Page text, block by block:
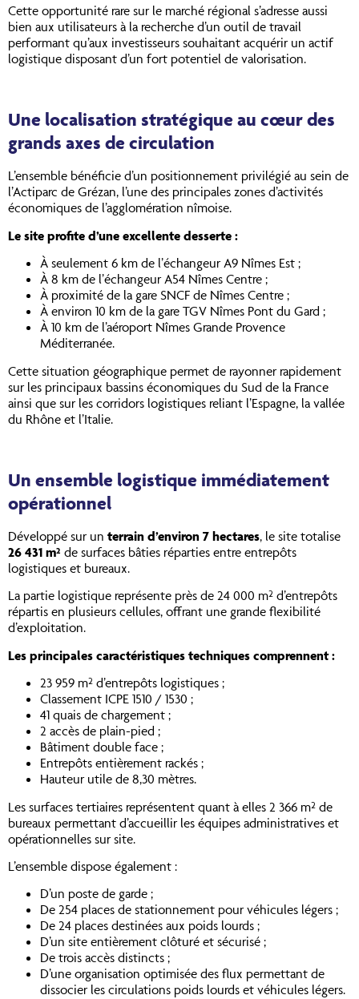
Cette opportunité rare sur le marché régional s’adresse aussi
bien aux utilisateurs à la recherche d’un outil de travail
performant qu’aux investisseurs souhaitant acquérir un actif
logistique disposant d’un fort potentiel de valorisation.
Une localisation stratégique au cœur des
grands axes de circulation
L’ensemble bénéficie d’un positionnement privilégié au sein de
l’Actiparc de Grézan, l’une des principales zones d’activités
économiques de l’agglomération nîmoise.
Le site profite d’une excellente desserte :
À seulement 6 km de l’échangeur A9 Nîmes Est ;
À 8 km de l’échangeur A54 Nîmes Centre ;
À proximité de la gare SNCF de Nîmes Centre ;
À environ 10 km de la gare TGV Nîmes Pont du Gard ;
À 10 km de l’aéroport Nîmes Grande Provence
Méditerranée.
Cette situation géographique permet de rayonner rapidement
sur les principaux bassins économiques du Sud de la France
ainsi que sur les corridors logistiques reliant l’Espagne, la vallée
du Rhône et l’Italie.
Un ensemble logistique immédiatement
opérationnel
Développé sur un terrain d’environ 7 hectares, le site totalise
26 431 m² de surfaces bâties réparties entre entrepôts
logistiques et bureaux.
La partie logistique représente près de 24 000 m² d’entrepôts
répartis en plusieurs cellules, offrant une grande flexibilité
d’exploitation.
Les principales caractéristiques techniques comprennent :
23 959 m² d’entrepôts logistiques ;
Classement ICPE 1510 / 1530 ;
41 quais de chargement ;
2 accès de plain-pied ;
Bâtiment double face ;
Entrepôts entièrement rackés ;
Hauteur utile de 8,30 mètres.
Les surfaces tertiaires représentent quant à elles 2 366 m² de
bureaux permettant d’accueillir les équipes administratives et
opérationnelles sur site.
L’ensemble dispose également :
D’un poste de garde ;
De 254 places de stationnement pour véhicules légers ;
De 24 places destinées aux poids lourds ;
D’un site entièrement clôturé et sécurisé ;
De trois accès distincts ;
D’une organisation optimisée des flux permettant de
dissocier les circulations poids lourds et véhicules légers.